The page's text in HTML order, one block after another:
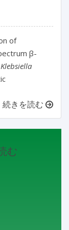
of
β-
Klebsiella
続きを読む
む